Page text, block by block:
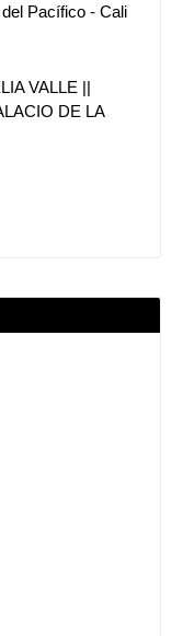
Pacífico - Cali
VALLE ||
DE LA